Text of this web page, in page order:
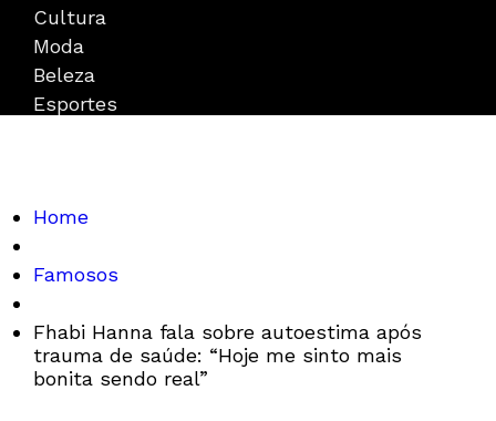
Cultura
Moda
Beleza
Esportes
Home
Famosos
Fhabi Hanna fala sobre autoestima após
trauma de saúde: “Hoje me sinto mais
bonita sendo real”